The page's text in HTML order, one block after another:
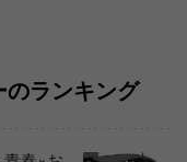
ランキング